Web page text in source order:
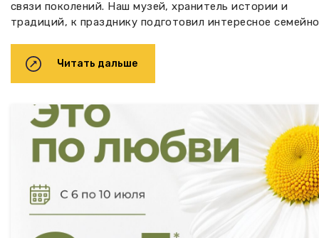
связи поколений. Наш музей, хранитель истории и
традиций, к празднику подготовил интересное
Читать дальше